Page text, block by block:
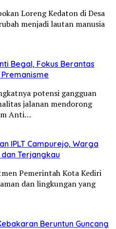
Loreng Kedaton di Desa
menjadi lautan manusia
Begal, Fokus Berantas
potensi gangguan
jalanan mendorong
Anti…
IPLT Campurejo, Warga
dan Terjangkau
Pemerintah Kota Kediri
dan lingkungan yang
Beruntun Guncang